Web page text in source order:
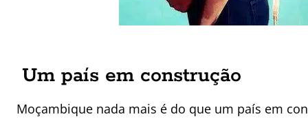
Um país em construção
Moçambique nada mais é do que um país em